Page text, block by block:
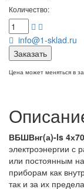
Количество:
info@1-sklad.ru
Заказать
Цена может меняться в
ВБШВнг(а)-ls 4х70
электроэнергии
или постоянным
приборам как
так и за их